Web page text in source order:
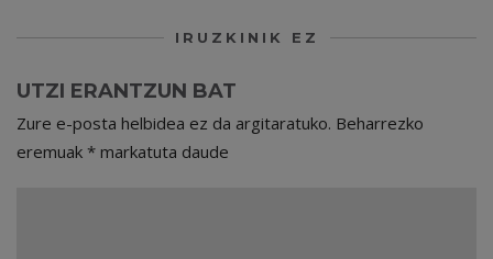
IRUZKINIK EZ
UTZI ERANTZUN BAT
Zure e-posta helbidea ez da argitaratuko. Beharrezko
eremuak * markatuta daude